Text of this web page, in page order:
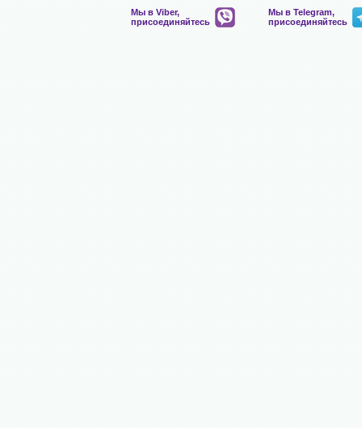
Мы в Viber,
присоединяйтесь
Мы в Telegram,
присоединяйтесь